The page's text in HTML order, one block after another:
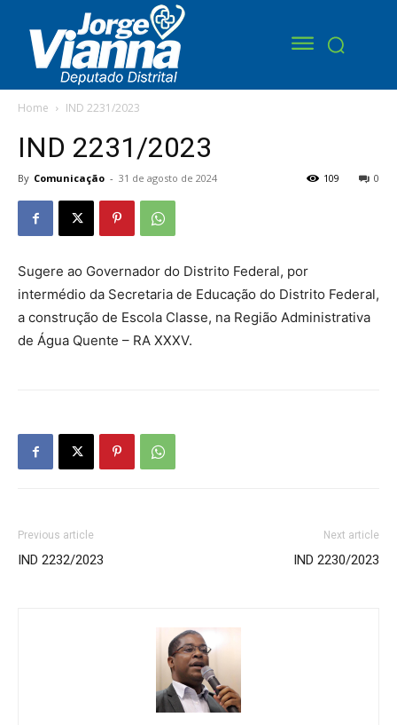
Home IND 2231/2023
IND 2231/2023
By Comunicação - 31 de agosto de 2024 0
109
Sugere ao Governador do Distrito Federal, por
intermédio da Secretaria de Educação do Distrito Federal,
a construção de Escola Classe, na Região Administrativa
de Água Quente – RA XXXV.
Previous article
IND 2232/2023
Next article
IND 2230/2023